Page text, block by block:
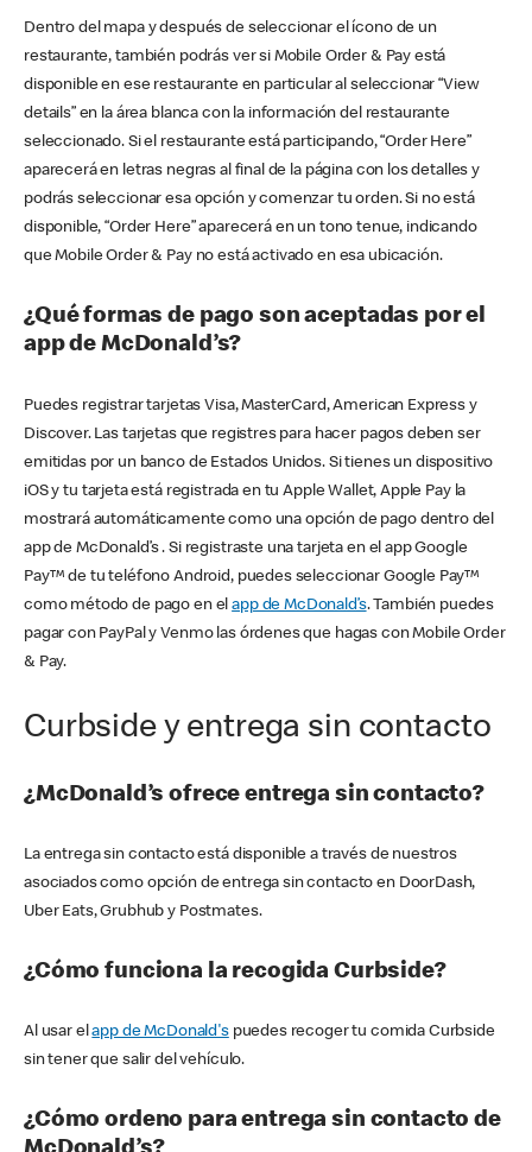
Dentro del mapa y después de seleccionar el ícono de un
restaurante, también podrás ver si Mobile Order & Pay está
disponible en ese restaurante en particular al seleccionar “View
details” en la área blanca con la información del restaurante
seleccionado. Si el restaurante está participando, “Order Here”
aparecerá en letras negras al final de la página con los detalles y
podrás seleccionar esa opción y comenzar tu orden. Si no está
disponible, “Order Here” aparecerá en un tono tenue, indicando
que Mobile Order & Pay no está activado en esa ubicación.
¿Qué formas de pago son aceptadas por el
app de McDonald’s?
Puedes registrar tarjetas Visa, MasterCard, American Express y
Discover. Las tarjetas que registres para hacer pagos deben ser
emitidas por un banco de Estados Unidos. Si tienes un dispositivo
iOS y tu tarjeta está registrada en tu Apple Wallet, Apple Pay la
mostrará automáticamente como una opción de pago dentro del
app de McDonald’s . Si registraste una tarjeta en el app Google
Pay™ de tu teléfono Android, puedes seleccionar Google Pay™
como método de pago en elapp de McDonald’s. También puedes
pagar con PayPal y Venmo las órdenes que hagas con Mobile Order
& Pay.
Curbside y entrega sin contacto
¿McDonald’s ofrece entrega sin contacto?
La entrega sin contacto está disponible a través de nuestros
asociados como opción de entrega sin contacto en DoorDash,
Uber Eats, Grubhub y Postmates.
¿Cómo funciona la recogida Curbside?
Al usar elapp de McDonald'spuedes recoger tu comida Curbside
sin tener que salir del vehículo.
¿Cómo ordeno para entrega sin contacto de